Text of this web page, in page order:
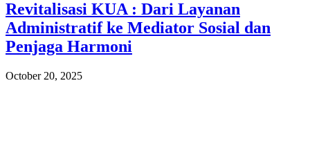
Revitalisasi KUA : Dari Layanan
Administratif ke Mediator Sosial dan
Penjaga Harmoni
October 20, 2025